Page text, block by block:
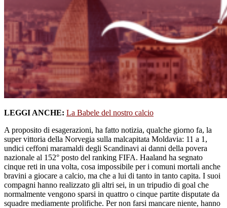
LEGGI ANCHE: La Babele del nostro calcio
A proposito di esagerazioni, ha fatto notizia, qualche giorno fa, la
super vittoria della Norvegia sulla malcapitata Moldavia: 11 a 1,
undici ceffoni maramaldi degli Scandinavi ai danni della povera
nazionale al 152° posto del ranking FIFA. Haaland ha segnato
cinque reti in una volta, cosa impossibile per i comuni mortali anche
bravini a giocare a calcio, ma che a lui di tanto in tanto capita. I suoi
compagni hanno realizzato gli altri sei, in un tripudio di goal che
normalmente vengono sparsi in quattro o cinque partite disputate da
squadre mediamente prolifiche. Per non farsi mancare niente, hanno